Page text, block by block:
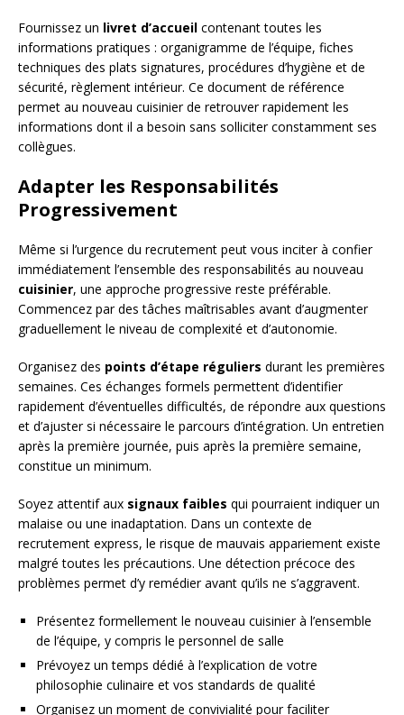
Fournissez un livret d’accueil contenant toutes les
informations pratiques : organigramme de l’équipe, fiches
techniques des plats signatures, procédures d’hygiène et de
sécurité, règlement intérieur. Ce document de référence
permet au nouveau cuisinier de retrouver rapidement les
informations dont il a besoin sans solliciter constamment ses
collègues.
Adapter les Responsabilités
Progressivement
Même si l’urgence du recrutement peut vous inciter à confier
immédiatement l’ensemble des responsabilités au nouveau
cuisinier, une approche progressive reste préférable.
Commencez par des tâches maîtrisables avant d’augmenter
graduellement le niveau de complexité et d’autonomie.
Organisez des points d’étape réguliers durant les premières
semaines. Ces échanges formels permettent d’identifier
rapidement d’éventuelles difficultés, de répondre aux questions
et d’ajuster si nécessaire le parcours d’intégration. Un entretien
après la première journée, puis après la première semaine,
constitue un minimum.
Soyez attentif aux signaux faibles qui pourraient indiquer un
malaise ou une inadaptation. Dans un contexte de
recrutement express, le risque de mauvais appariement existe
malgré toutes les précautions. Une détection précoce des
problèmes permet d’y remédier avant qu’ils ne s’aggravent.
Présentez formellement le nouveau cuisinier à l’ensemble
de l’équipe, y compris le personnel de salle
Prévoyez un temps dédié à l’explication de votre
philosophie culinaire et vos standards de qualité
Organisez un moment de convivialité pour faciliter